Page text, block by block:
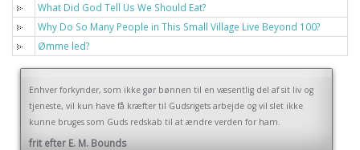
What Did God Tell Us We Should Eat?
Why Do So Many People in This Small Village Live Beyond 100?
Ømme led?
Enhver forkynder, som ikke gør bønnen til en væsentlig del af sit liv og
tjeneste, vil kun have få kræfter til Gudsrigets arbejde og vil slet ikke
kunne bruges som Guds redskab til at ændre verden for ham.
frit efter E. M. Bounds